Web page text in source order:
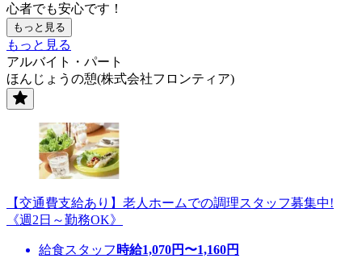
心者でも安心です！
もっと見る
もっと見る
アルバイト・パート
ほんじょうの憩(株式会社フロンティア)
【交通費支給あり】老人ホームでの調理スタッフ募集中!
《週2日～勤務OK》
給食スタッフ 時給1,070円〜1,160円